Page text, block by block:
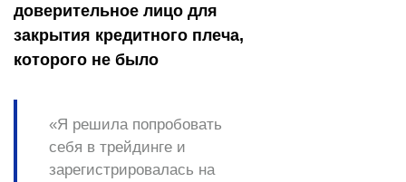
доверительное лицо для
закрытия кредитного плеча,
которого не было
«Я решила попробовать
себя в трейдинге и
зарегистрировалась на